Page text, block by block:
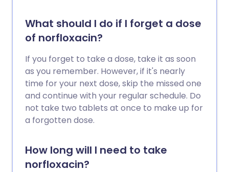
What should I do if I forget a dose
of norfloxacin?
If you forget to take a dose, take it as soon
as you remember. However, if it's nearly
time for your next dose, skip the missed one
and continue with your regular schedule. Do
not take two tablets at once to make up for
a forgotten dose.
How long will I need to take
norfloxacin?